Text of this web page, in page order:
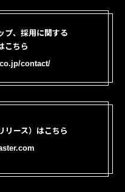
プ、採用に関する
こちら
contact/
リース）はこちら